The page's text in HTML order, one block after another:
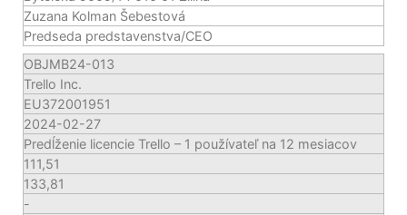
Zuzana Kolman Šebestová
Predseda predstavenstva/CEO
OBJMB24-013
Trello Inc.
EU372001951
2024-02-27
Predĺženie licencie Trello – 1 používateľ na 12 mesiacov
111,51
133,81
-